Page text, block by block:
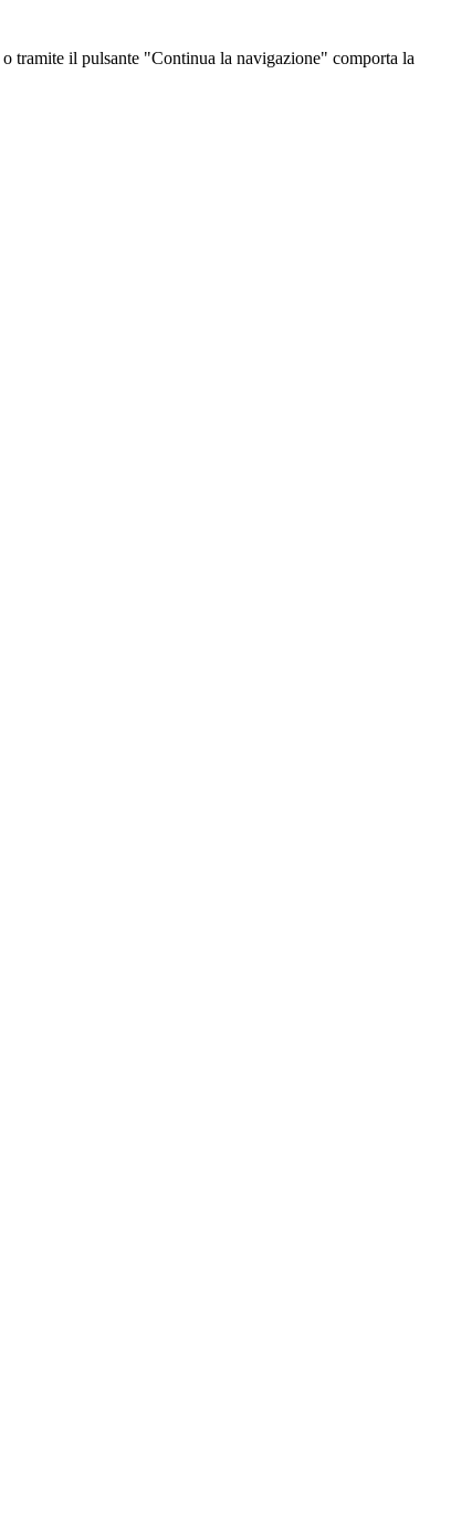
tramite il pulsante "Continua la navigazione" comporta la